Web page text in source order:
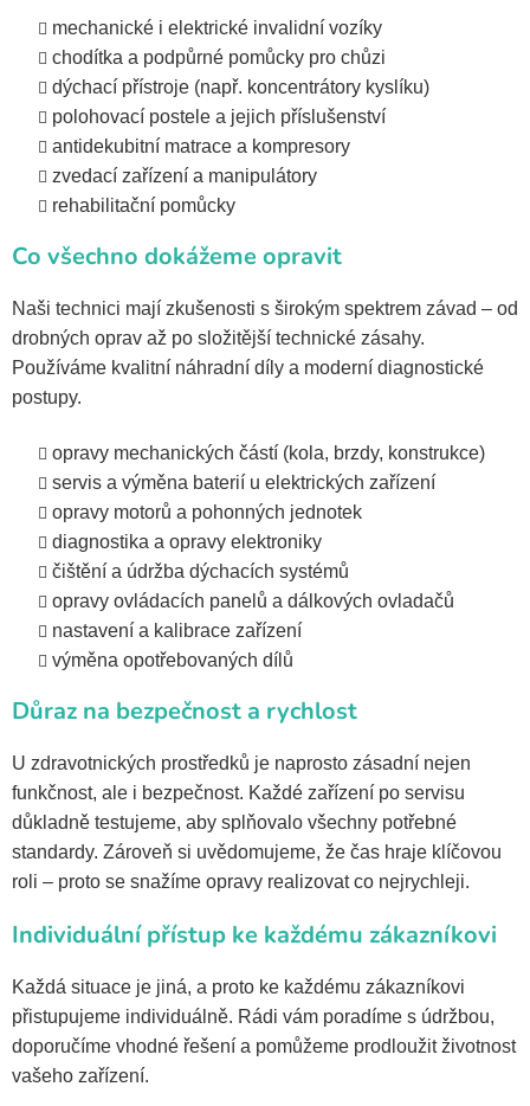
mechanické i elektrické invalidní vozíky
chodítka a podpůrné pomůcky pro chůzi
dýchací přístroje (např. koncentrátory kyslíku)
polohovací postele a jejich příslušenství
antidekubitní matrace a kompresory
zvedací zařízení a manipulátory
rehabilitační pomůcky
Co všechno dokážeme opravit
Naši technici mají zkušenosti s širokým spektrem závad – od
drobných oprav až po složitější technické zásahy.
Používáme kvalitní náhradní díly a moderní diagnostické
postupy.
opravy mechanických částí (kola, brzdy, konstrukce)
servis a výměna baterií u elektrických zařízení
opravy motorů a pohonných jednotek
diagnostika a opravy elektroniky
čištění a údržba dýchacích systémů
opravy ovládacích panelů a dálkových ovladačů
nastavení a kalibrace zařízení
výměna opotřebovaných dílů
Důraz na bezpečnost a rychlost
U zdravotnických prostředků je naprosto zásadní nejen
funkčnost, ale i bezpečnost. Každé zařízení po servisu
důkladně testujeme, aby splňovalo všechny potřebné
standardy. Zároveň si uvědomujeme, že čas hraje klíčovou
roli – proto se snažíme opravy realizovat co nejrychleji.
Individuální přístup ke každému zákazníkovi
Každá situace je jiná, a proto ke každému zákazníkovi
přistupujeme individuálně. Rádi vám poradíme s údržbou,
doporučíme vhodné řešení a pomůžeme prodloužit životnost
vašeho zařízení.